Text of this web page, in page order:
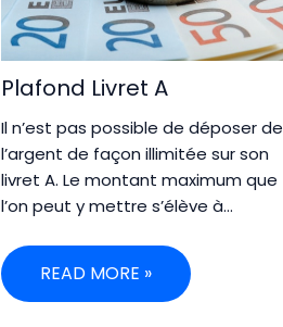
Plafond Livret A
Il n’est pas possible de déposer de
l’argent de façon illimitée sur son
livret A. Le montant maximum que
l’on peut y mettre s’élève à…
READ MORE »